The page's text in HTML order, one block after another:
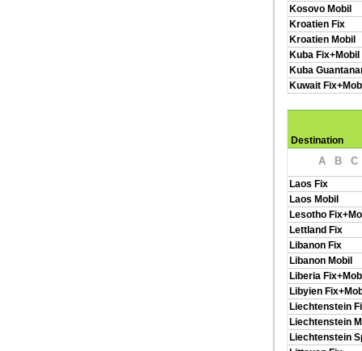
Kosovo Mobil
Kroatien Fix
Kroatien Mobil
Kuba Fix+Mobil
Kuba
Kuwait
Destination
A B C
Laos Fix
Laos Mobil
Lesotho
Lettland Fix
Libanon Fix
Libanon Mobil
Liberia
Libyien
Liechtenstein
Liechtenstein
Liechtenstein